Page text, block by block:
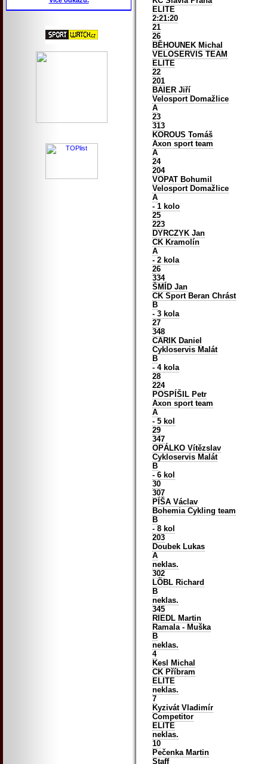
ELITE
2:21:20
21
26
BĚHOUNEK Michal
VELOSERVIS TEAM
ELITE
22
201
BAIER Jiří
Velosport Domažlice
A
23
313
KOROUS Tomáš
Axon sport team
A
24
204
VOPAT Bohumil
Velosport Domažlice
A
- 1 kolo
25
223
DYRCZYK Jan
CK Kramolín
A
- 2 kola
26
334
ŠMÍD Jan
CK Sport Beran Chrást
B
- 3 kola
27
348
CARIK Daniel
Cykloservis Malát
B
- 4 kola
28
224
POSPÍŠIL Petr
Axon sport team
A
- 5 kol
29
347
OPÁLKO Vítězslav
Cykloservis Malát
B
- 6 kol
30
307
PÍŠA Václav
Bohemia Cykling team
B
- 8 kol
203
Doubek Lukas
A
neklas.
302
LÖBL Richard
B
neklas.
345
RIEDL Martin
Ramala - Muška
B
neklas.
4
Kesl Michal
CK Příbram
ELITE
neklas.
7
Kyzivát Vladimír
Competitor
ELITE
neklas.
10
Pečenka Martin
Staff